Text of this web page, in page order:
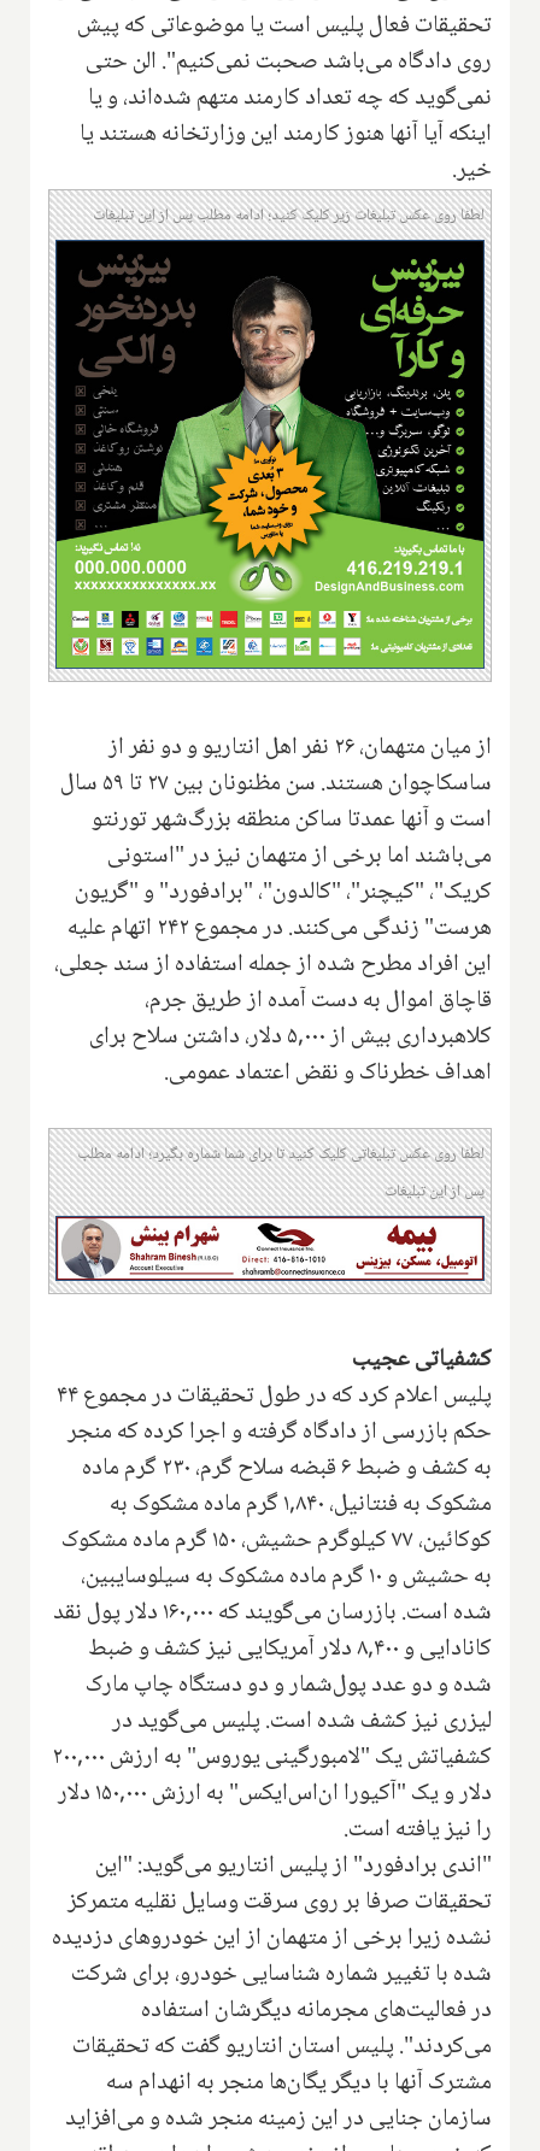
تحقیقات فعال پلیس است یا موضوعاتی که پیش
روی دادگاه می‌باشد صحبت نمی‌کنیم". الن حتی
نمی‌گوید که چه تعداد کارمند متهم شده‌اند، و یا
اینکه آیا آنها هنوز کارمند این وزارتخانه هستند یا
خیر.
لطفا روی عکس تبلیغات زیر کلیک کنید؛ ادامه مطلب پس از این تبلیغات
از میان متهمان، ۲۶ نفر اهل انتاریو و دو نفر از
ساسکاچوان هستند. سن مظنونان بین ۲۷ تا ۵۹ سال
است و آنها عمدتا ساکن منطقه بزرگ‌شهر تورنتو
می‌باشند اما برخی از متهمان نیز در "استونی
کریک"، "کیچنر"، "کالدون"، "برادفورد" و "گریون
هرست" زندگی می‌کنند. در مجموع ۲۴۲ اتهام علیه
این افراد مطرح شده از جمله استفاده از سند جعلی،
قاچاق اموال به دست آمده از طریق جرم،
کلاهبرداری بیش از ۵,۰۰۰ دلار، داشتن سلاح برای
اهداف خطرناک و نقض اعتماد عمومی.
لطفا روی عکس تبلیغاتی کلیک کنید تا برای شما شماره بگیرد؛ ادامه مطلب
پس از این تبلیغات
کشفیاتی عجیب
پلیس اعلام کرد که در طول تحقیقات در مجموع ۴۴
حکم بازرسی از دادگاه گرفته و اجرا کرده که منجر
به کشف و ضبط ۶ قبضه سلاح گرم، ۲۳۰ گرم ماده
مشکوک به فنتانیل، ۱,۸۴۰ گرم ماده مشکوک به
کوکائین، ۷۷ کیلوگرم حشیش، ۱۵۰ گرم ماده مشکوک
به حشیش و ۱۰ گرم ماده مشکوک به سیلوسایبین،
شده است. بازرسان می‌گویند که ۱۶۰,۰۰۰ دلار پول نقد
کانادایی و ۸,۴۰۰ دلار آمریکایی نیز کشف و ضبط
شده و دو عدد پول‌شمار و دو دستگاه چاپ مارک
لیزری نیز کشف شده است. پلیس می‌گوید در
کشفیاتش یک "لامبورگینی یوروس" به ارزش ۲۰۰,۰۰۰
دلار و یک "آکیورا ان‌اس‌ایکس" به ارزش ۱۵۰,۰۰۰ دلار
را نیز یافته است.
"اندی برادفورد" از پلیس انتاریو می‌گوید: "این
تحقیقات صرفا بر روی سرقت وسایل نقلیه متمرکز
نشده زیرا برخی از متهمان از این خودروهای دزدیده
شده با تغییر شماره شناسایی خودرو، برای شرکت
در فعالیت‌های مجرمانه دیگرشان استفاده
می‌کردند". پلیس استان انتاریو گفت که تحقیقات
مشترک آنها با دیگر یگان‌ها منجر به انهدام سه
سازمان جنایی در این زمینه منجر شده و می‌افزاید